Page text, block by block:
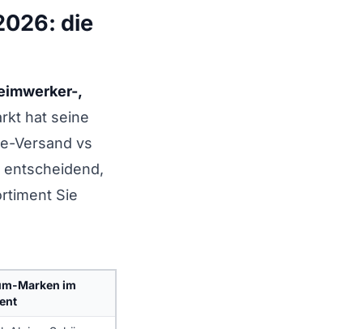
die
,
hat seine
Versand vs
entscheidend,
Sie
Marken im